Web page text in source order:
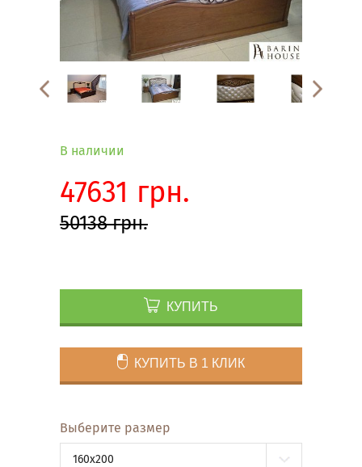
В наличии
47631 грн.
50138 грн.
КУПИТЬ
КУПИТЬ В 1 КЛИК
Выберите размер
160x200